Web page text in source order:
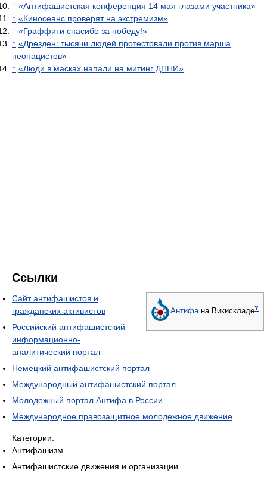
↑ «Антифашистская конференция 14 мая глазами участника»
↑ «Киносеанс проверят на экстремизм»
↑ «Граффити спасибо за победу!»
↑ «Дрезден: тысячи людей протестовали против марша
неонацистов»
↑ «Люди в масках напали на митинг ДПНИ»
Ссылки
Антифана Викискладе?
Сайт антифашистов и
гражданских активистов
Российский антифашистский
информационно-
аналитический портал
Немецкий антифашистский портал
Международный антифашистский портал
Молодежный портал Антифа в России
Международное правозащитное молодежное движение
Категории:
Антифашизм
Антифашистские движения и организации